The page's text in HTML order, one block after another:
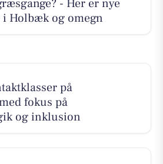
- Her er nye
Holbæk og omegn
på
fokus på
og inklusion